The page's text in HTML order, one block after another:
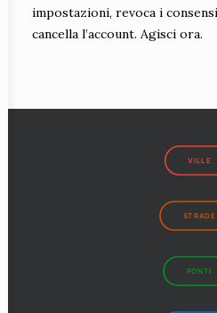
impostazioni, revoca i
cancella l’account. Agisci ora.
VILLE
STRADE
PONTI